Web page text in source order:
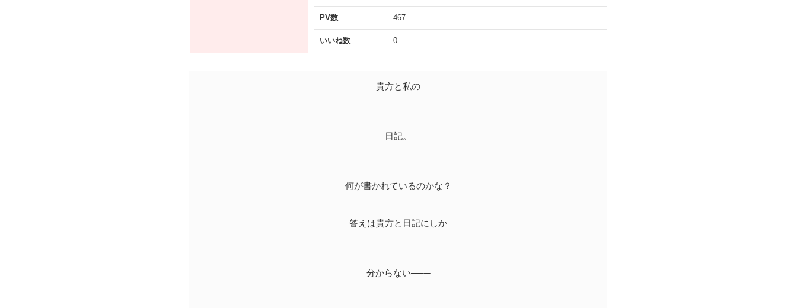
PV数 467
いいね数 0
貴方と私の
日記。
何が書かれているのかな？
答えは貴方と日記にしか
分からない───